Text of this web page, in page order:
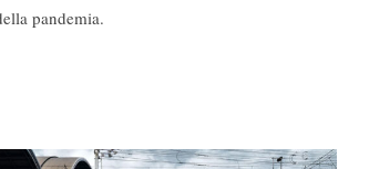
pandemia.